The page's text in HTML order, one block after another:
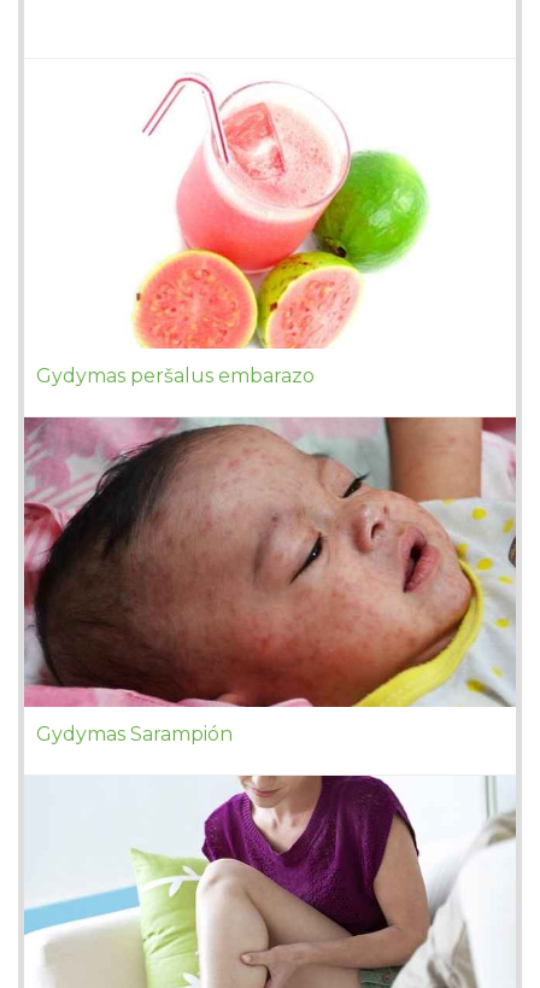
Gydymas peršalus embarazo
Gydymas Sarampión